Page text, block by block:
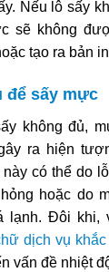
Nếu lô sấy
sẽ không
tạo ra bản
để sấy mực
không đủ,
ra hiện
có thể do
hoặc do
lạnh. Đôi khi,
dịch vụ
vấn đề nhiệt